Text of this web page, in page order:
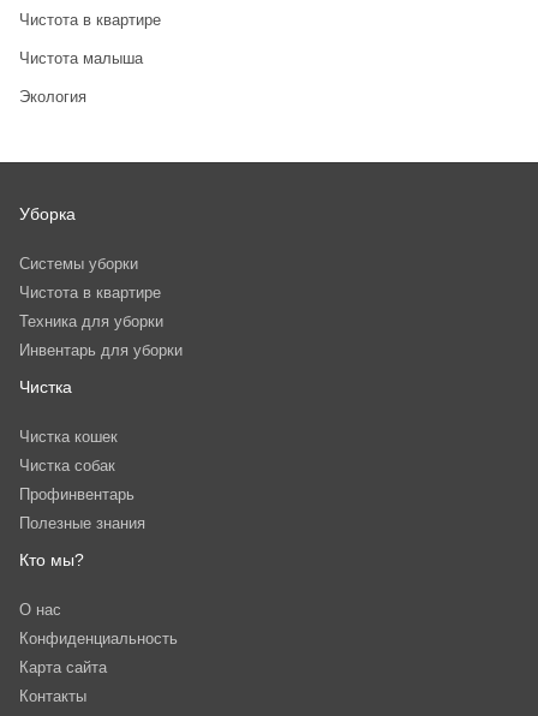
Чистота в квартире
Чистота малыша
Экология
Уборка
Системы уборки
Чистота в квартире
Техника для уборки
Инвентарь для уборки
Чистка
Чистка кошек
Чистка собак
Профинвентарь
Полезные знания
Кто мы?
О нас
Конфиденциальность
Карта сайта
Контакты